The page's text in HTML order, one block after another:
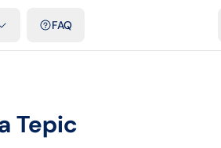
FAQ
Tepic